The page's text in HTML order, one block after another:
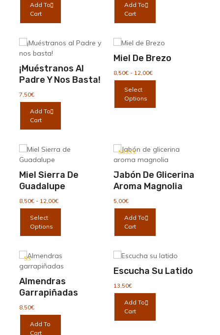
Add To
Cart
Add To
Cart
¡Muéstranos Al
Padre Y Nos Basta!
7,50€
Add To
Cart
Miel De Brezo
8,50€ - 12,00€Rango
de
8,50€
Select
Options
opciones
se
elegir
en
Miel Sierra De
Guadalupe
8,50€ - 12,00€Rango
de
8,50€
12,00€
Select
Options
variantes.
Las
se
pueden
Jabón De Glicerina
Aroma Magnolia
Valorado con
de 5
5,00€
Add To
Cart
Almendras
Garrapiñadas
Valorado
1.00
de
5
8,50€
Add To
Cart
Escucha Su Latido
13,50€
Add To
Cart